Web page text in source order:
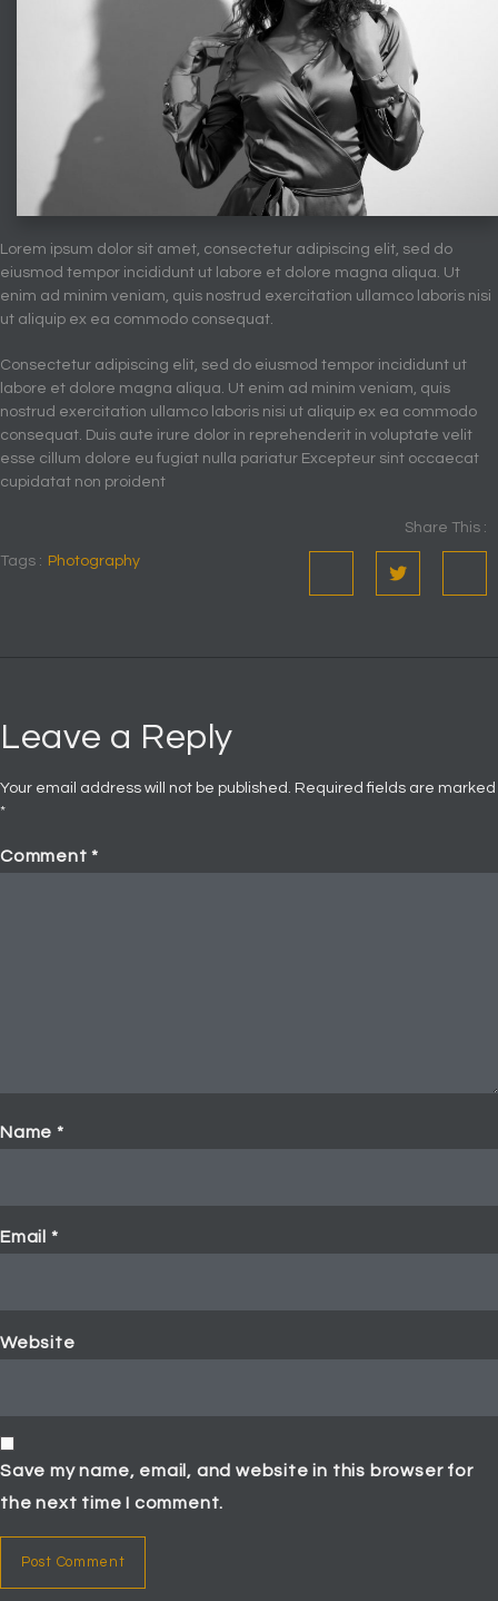
Lorem ipsum dolor sit amet, consectetur adipiscing elit, sed do
eiusmod tempor incididunt ut labore et dolore magna aliqua. Ut
enim ad minim veniam, quis nostrud exercitation ullamco laboris nisi
ut aliquip ex ea commodo consequat.
Consectetur adipiscing elit, sed do eiusmod tempor incididunt ut
labore et dolore magna aliqua. Ut enim ad minim veniam, quis
nostrud exercitation ullamco laboris nisi ut aliquip ex ea commodo
consequat. Duis aute irure dolor in reprehenderit in voluptate velit
esse cillum dolore eu fugiat nulla pariatur Excepteur sint occaecat
cupidatat non proident
Tags : Photography
Share This :
Leave a Reply
Your email address will not be published. Required fields are marked
*
Comment*
Name *
Email *
Website
Save my name, email, and website in this browser for
the next time I comment.